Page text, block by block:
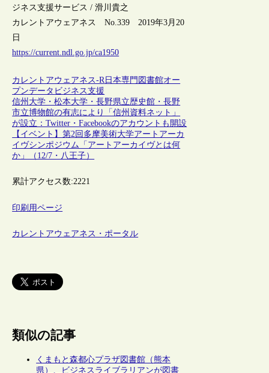
ジネス支援サービス / 滑川貴之
カレントアウェアネス No.339 2019年3月20
日
https://current.ndl.go.jp/ca1950
カレントアウェアネス-R日本専門図書館オー
プンデータ ビジネス支援
信州大学・松本大学・長野県立歴史館・長野
市立博物館の有志により「信州資料ネット」
が設立：Twitter・Facebookのアカウントも開設
【イベント】第2回多摩美術大学アートアーカ
イヴシンポジウム「アートアーカイヴとは何
か」（12/7・八王子）
累計アクセス数:2221
印刷用ページ
カレントアウェアネス・ポータル
類似の記事
くまもと森都心プラザ図書館（熊本
県）、ビジネスライブラリアンが図書